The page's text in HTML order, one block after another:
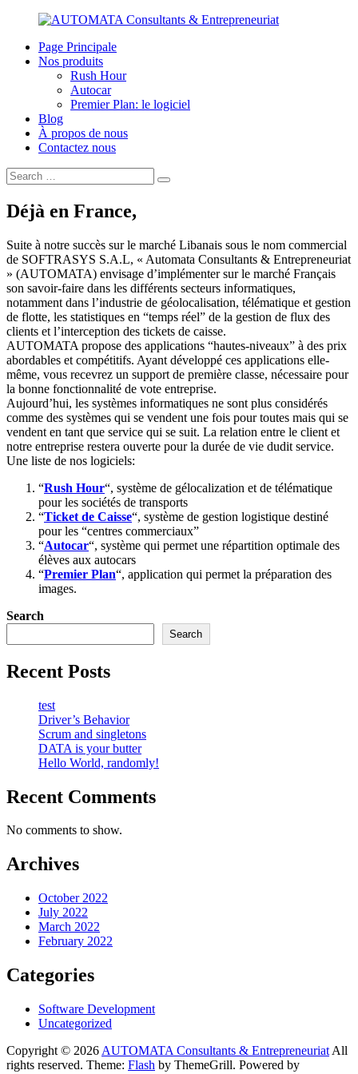
content
AUTOMATA
Consultants
&
Entrepreneuriat
Votre
informatique
Page Principale
Nos produits
Rush Hour
Autocar
Premier Plan: le logiciel
Blog
À propos de nous
Contactez nous
Search
for:
Search
Déjà en France,
Suite à notre succès sur le marché Libanais sous le nom commercial
de SOFTRASYS S.A.L, « Automata Consultants & Entrepreneuriat
» (AUTOMATA) envisage d’implémenter sur le marché Français
son savoir-faire dans les différents secteurs informatiques,
notamment dans l’industrie de géolocalisation, télématique et gestion
de flotte, les statistiques en “temps réel” de la gestion de flux des
clients et l’interception des tickets de caisse.
AUTOMATA propose des applications “hautes-niveaux” à des prix
abordables et compétitifs. Ayant développé ces applications elle-
même, vous recevrez un support de première classe, nécessaire pour
la bonne fonctionnalité de vote entreprise.
Aujourd’hui, les systèmes informatiques ne sont plus considérés
comme des systèmes qui se vendent une fois pour toutes mais qui se
vendent en tant que service qui se suit. La relation entre le client et
notre entreprise restera ouverte pour la durée de vie dudit service.
Une liste de nos logiciels:
“Rush Hour“, système de gélocalization et de télématique
pour les sociétés de transports
“Ticket de Caisse“, système de gestion logistique destiné
pour les “centres commerciaux”
“Autocar“, système qui permet une répartition optimale des
élèves aux autocars
“Premier Plan“, application qui permet la préparation des
images.
Search
Search
Recent Posts
test
Driver’s Behavior
Scrum and singletons
DATA is your butter
Hello World, randomly!
Recent Comments
No comments to show.
Archives
October 2022
July 2022
March 2022
February 2022
Categories
Software Development
Uncategorized
Copyright © 2026 AUTOMATA Consultants & Entrepreneuriat All
rights reserved. Theme: Flash by ThemeGrill. Powered by